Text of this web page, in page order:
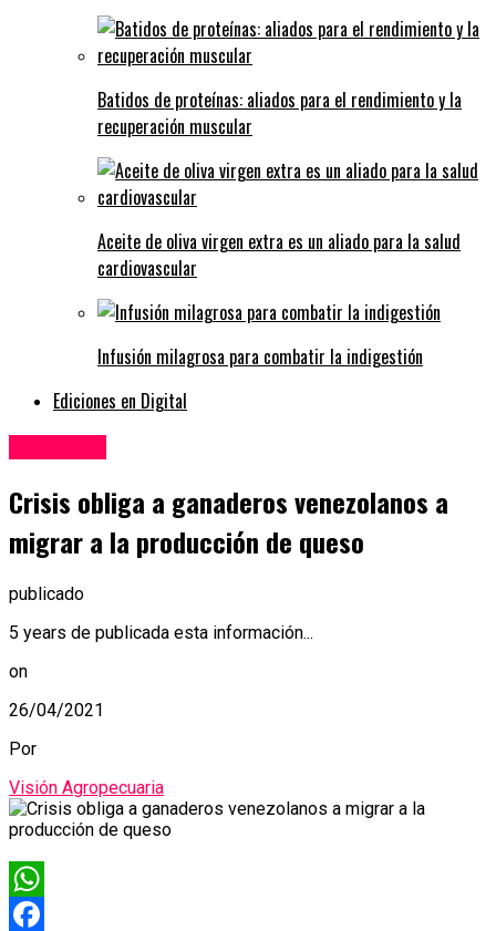
Batidos de proteínas: aliados para el rendimiento y la
recuperación muscular
Aceite de oliva virgen extra es un aliado para la salud
cardiovascular
Infusión milagrosa para combatir la indigestión
Ediciones en Digital
Crisis obliga a ganaderos venezolanos a
migrar a la producción de queso
publicado
5 years de publicada esta información...
on
26/04/2021
Por
Visión Agropecuaria
WhatsApp